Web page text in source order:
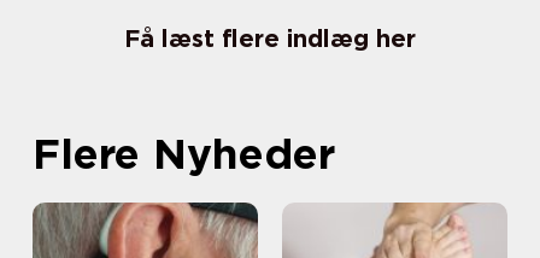
Få læst flere indlæg her
Flere Nyheder